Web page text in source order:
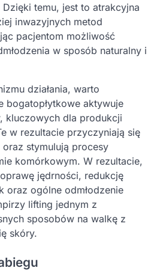
temu, jest to atrakcyjna
inwazyjnych metod
pacjentom możliwość
w sposób naturalny i
działania, warto
bogatopłytkowe aktywuje
kluczowych dla produkcji
w rezultacie przyczyniają się
stymulują procesy
komórkowym. W rezultacie,
jędrności, redukcję
oraz ogólne odmłodzenie
lifting jednym z
sposobów na walkę z
skóry.